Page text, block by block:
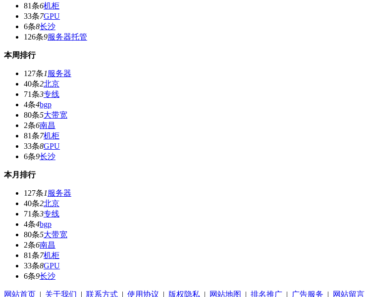
81条6机柜
33条7GPU
6条8长沙
126条9服务器托管
本周排行
127条1 服务器
40条2北京
71条3专线
4条4bgp
80条5大带宽
2条6南昌
81条7机柜
33条8GPU
6条9长沙
本月排行
127条1 服务器
40条2北京
71条3专线
4条4bgp
80条5大带宽
2条6南昌
81条7机柜
33条8GPU
6条9长沙
网站首页 | 关于我们 | 联系方式 | 使用协议 | 版权隐私 | 网站地图 | 排名推广 | 广告服务 | 网站留言